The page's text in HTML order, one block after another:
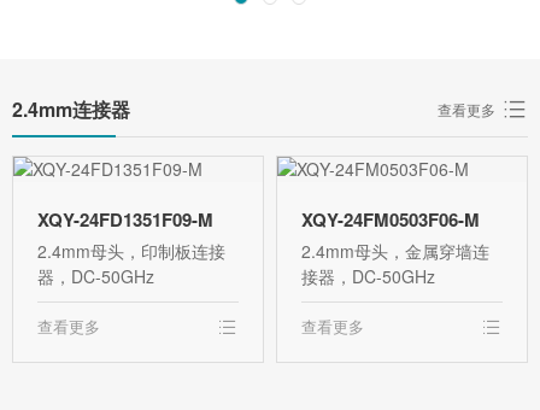
2.4mm连接器 查看更多
XQY-24FD1351F09-M
2.4mm母头，印制板连接
器，DC-50GHz
查看更多
XQY-24FM0503F06-M
2.4mm母头，金属穿墙连
接器，DC-50GHz
查看更多